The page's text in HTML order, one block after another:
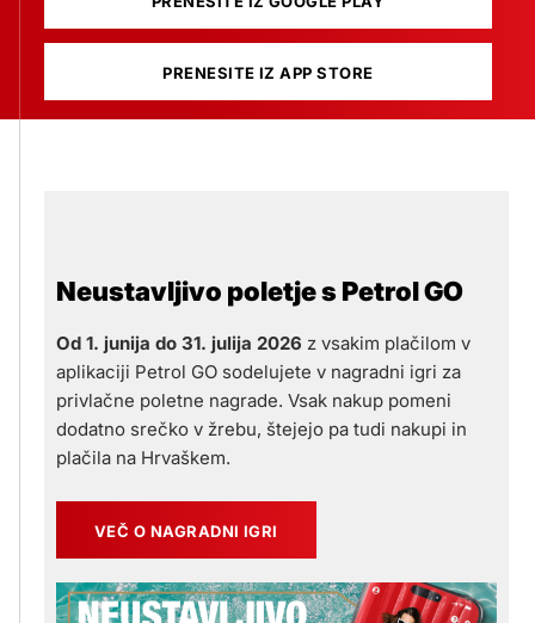
PRENESITE IZ APP STORE
Neustavljivo poletje s Petrol GO
Od 1. junija do 31. julija 2026 z vsakim plačilom v
aplikaciji Petrol GO sodelujete v nagradni igri za
privlačne poletne nagrade. Vsak nakup pomeni
dodatno srečko v žrebu, štejejo pa tudi nakupi in
plačila na Hrvaškem.
VEČ O NAGRADNI IGRI